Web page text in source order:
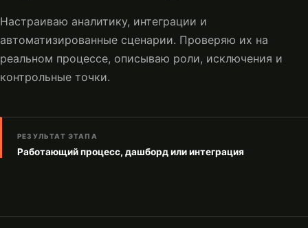
Настраиваю аналитику, интеграции и
автоматизированные сценарии. Проверяю их на
реальном процессе, описываю роли, исключения и
контрольные точки.
РЕЗУЛЬТАТ ЭТАПА
Работающий процесс, дашборд или интеграция